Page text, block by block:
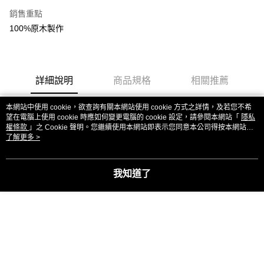
銷售重點
100%原木製作
詳細說明 商品規格 相關推薦
本網站中使用 cookie，欲查詢有關本網站使用 cookie 方式之詳情，及若您不希
望在電腦上使用 cookie 時應如何變更電腦的 cookie 設定，請參閱本網站「 隱私
權條款 」之 Cookie 聲明。您繼續使用本網站即表示您同意本公司得按本網站使
用條款之 Cookie 聲明使用 cookie。
了解更多 >
我知道了